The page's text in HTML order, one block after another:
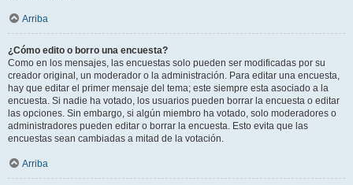
Arriba
¿Cómo edito o borro una encuesta?
Como en los mensajes, las encuestas solo pueden ser modificadas por su
creador original, un moderador o la administración. Para editar una encuesta,
hay que editar el primer mensaje del tema; este siempre esta asociado a la
encuesta. Si nadie ha votado, los usuarios pueden borrar la encuesta o editar
las opciones. Sin embargo, si algún miembro ha votado, solo moderadores o
administradores pueden editar o borrar la encuesta. Esto evita que las
encuestas sean cambiadas a mitad de la votación.
Arriba